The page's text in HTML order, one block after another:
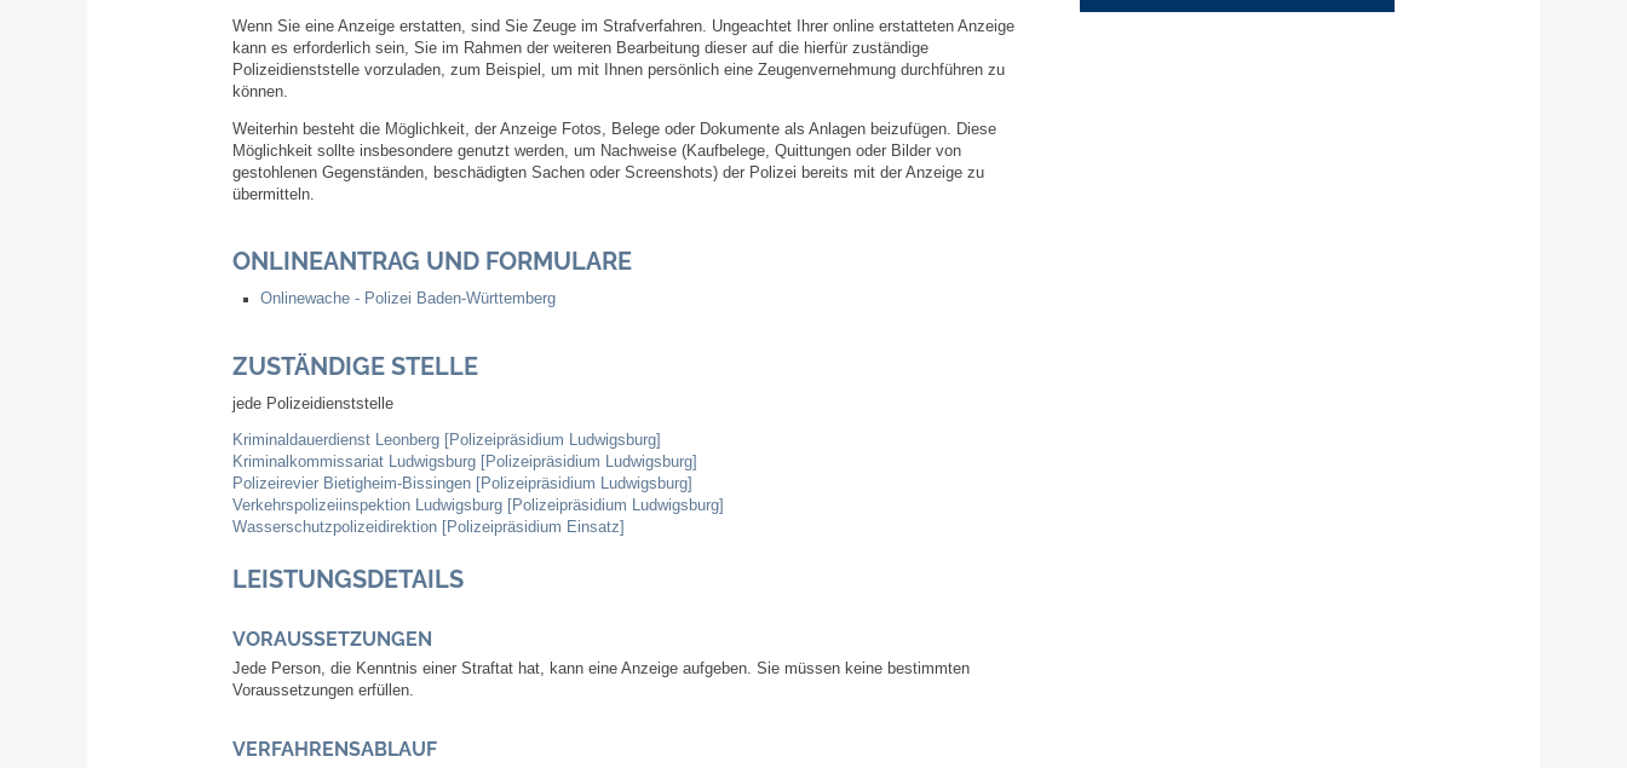
Notdienste
Abfall-Infos
Rathaus
Wenn Sie eine Anzeige erstatten, sind Sie Zeuge im Strafverfahren. Ungeachtet Ihrer online erstatteten Anzeige
kann es erforderlich sein, Sie im Rahmen der weiteren Bearbeitung dieser auf die hierfür zuständige
Polizeidienststelle vorzuladen, zum Beispiel, um mit Ihnen persönlich eine Zeugenvernehmung durchführen zu
können.
Weiterhin besteht die Möglichkeit, der Anzeige Fotos, Belege oder Dokumente als Anlagen beizufügen. Diese
Möglichkeit sollte insbesondere genutzt werden, um Nachweise (Kaufbelege, Quittungen oder Bilder von
gestohlenen Gegenständen, beschädigten Sachen oder Screenshots) der Polizei bereits mit der Anzeige zu
übermitteln.
ONLINEANTRAG UND FORMULARE
Onlinewache - Polizei Baden-Württemberg
ZUSTÄNDIGE STELLE
jede Polizeidienststelle
Kriminaldauerdienst Leonberg [Polizeipräsidium Ludwigsburg]
Kriminalkommissariat Ludwigsburg [Polizeipräsidium Ludwigsburg]
Polizeirevier Bietigheim-Bissingen [Polizeipräsidium Ludwigsburg]
Verkehrspolizeiinspektion Ludwigsburg [Polizeipräsidium Ludwigsburg]
Wasserschutzpolizeidirektion [Polizeipräsidium Einsatz]
LEISTUNGSDETAILS
VORAUSSETZUNGEN
Jede Person, die Kenntnis einer Straftat hat, kann eine Anzeige aufgeben. Sie müssen keine bestimmten
Voraussetzungen erfüllen.
VERFAHRENSABLAUF